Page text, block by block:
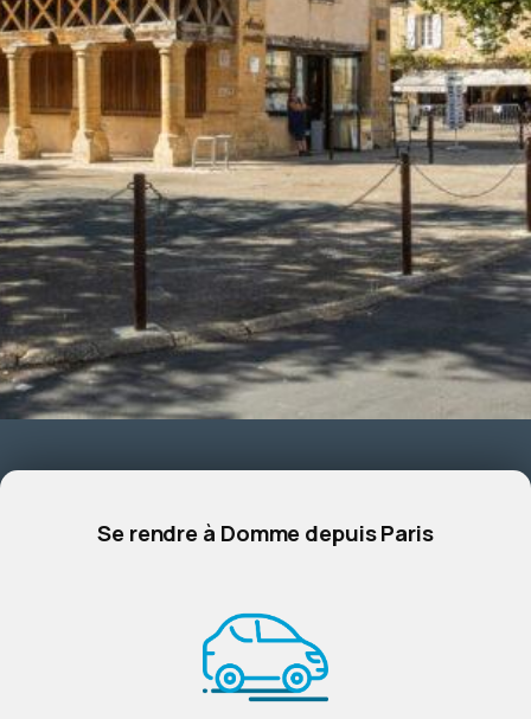
Se rendre à Domme depuis Paris